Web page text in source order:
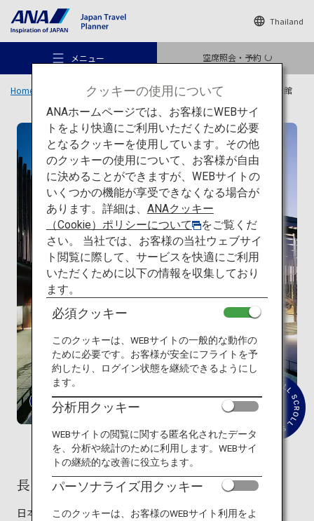
Thailand
メニュー 空席照会・予約
おすすめの旅
旅のアイデア
行き先
旅のお役立ち情報
ANA サービス
Home 旅のアイデア 特集 日本の建築を巡る旅 一覧 長崎県美術館
現代建築
長崎県美術館
日本の西側に位置し、美しい島々と海岸線を特徴とする
クッキーの使用について
ANAホームページでは、お客様にWEBサイ
トをより快適にご利用いただくために必要
となるクッキーを使用しています。その他
のクッキーの使用について、お客様が自由
に決めることができますが、WEBサイトの
いくつかの機能が享受できなくなる場合が
あります。詳細は、 ANAクッキー
（Cookie）ポリシーについて
をご覧くだ
さい。 当社では、お客様の当社ウェブサイ
ト閲覧に際して、サービスを快適にご利用
いただくために以下の情報を収集しており
ます。
必須クッキー
このクッキーは、WEBサイトの一般的な動作の
ために必要です。お客様が安全にフライトを予
約したり、ログイン状態を継続できるようにし
ます。
分析用クッキー
WEBサイトの閲覧に関する匿名化されたデータ
を、分析や統計のために利用します。WEBサイ
トの継続的な改善に役立ちます。
パーソナライズ用クッキー
このクッキーは、お客様のWEBサイト利用をよ